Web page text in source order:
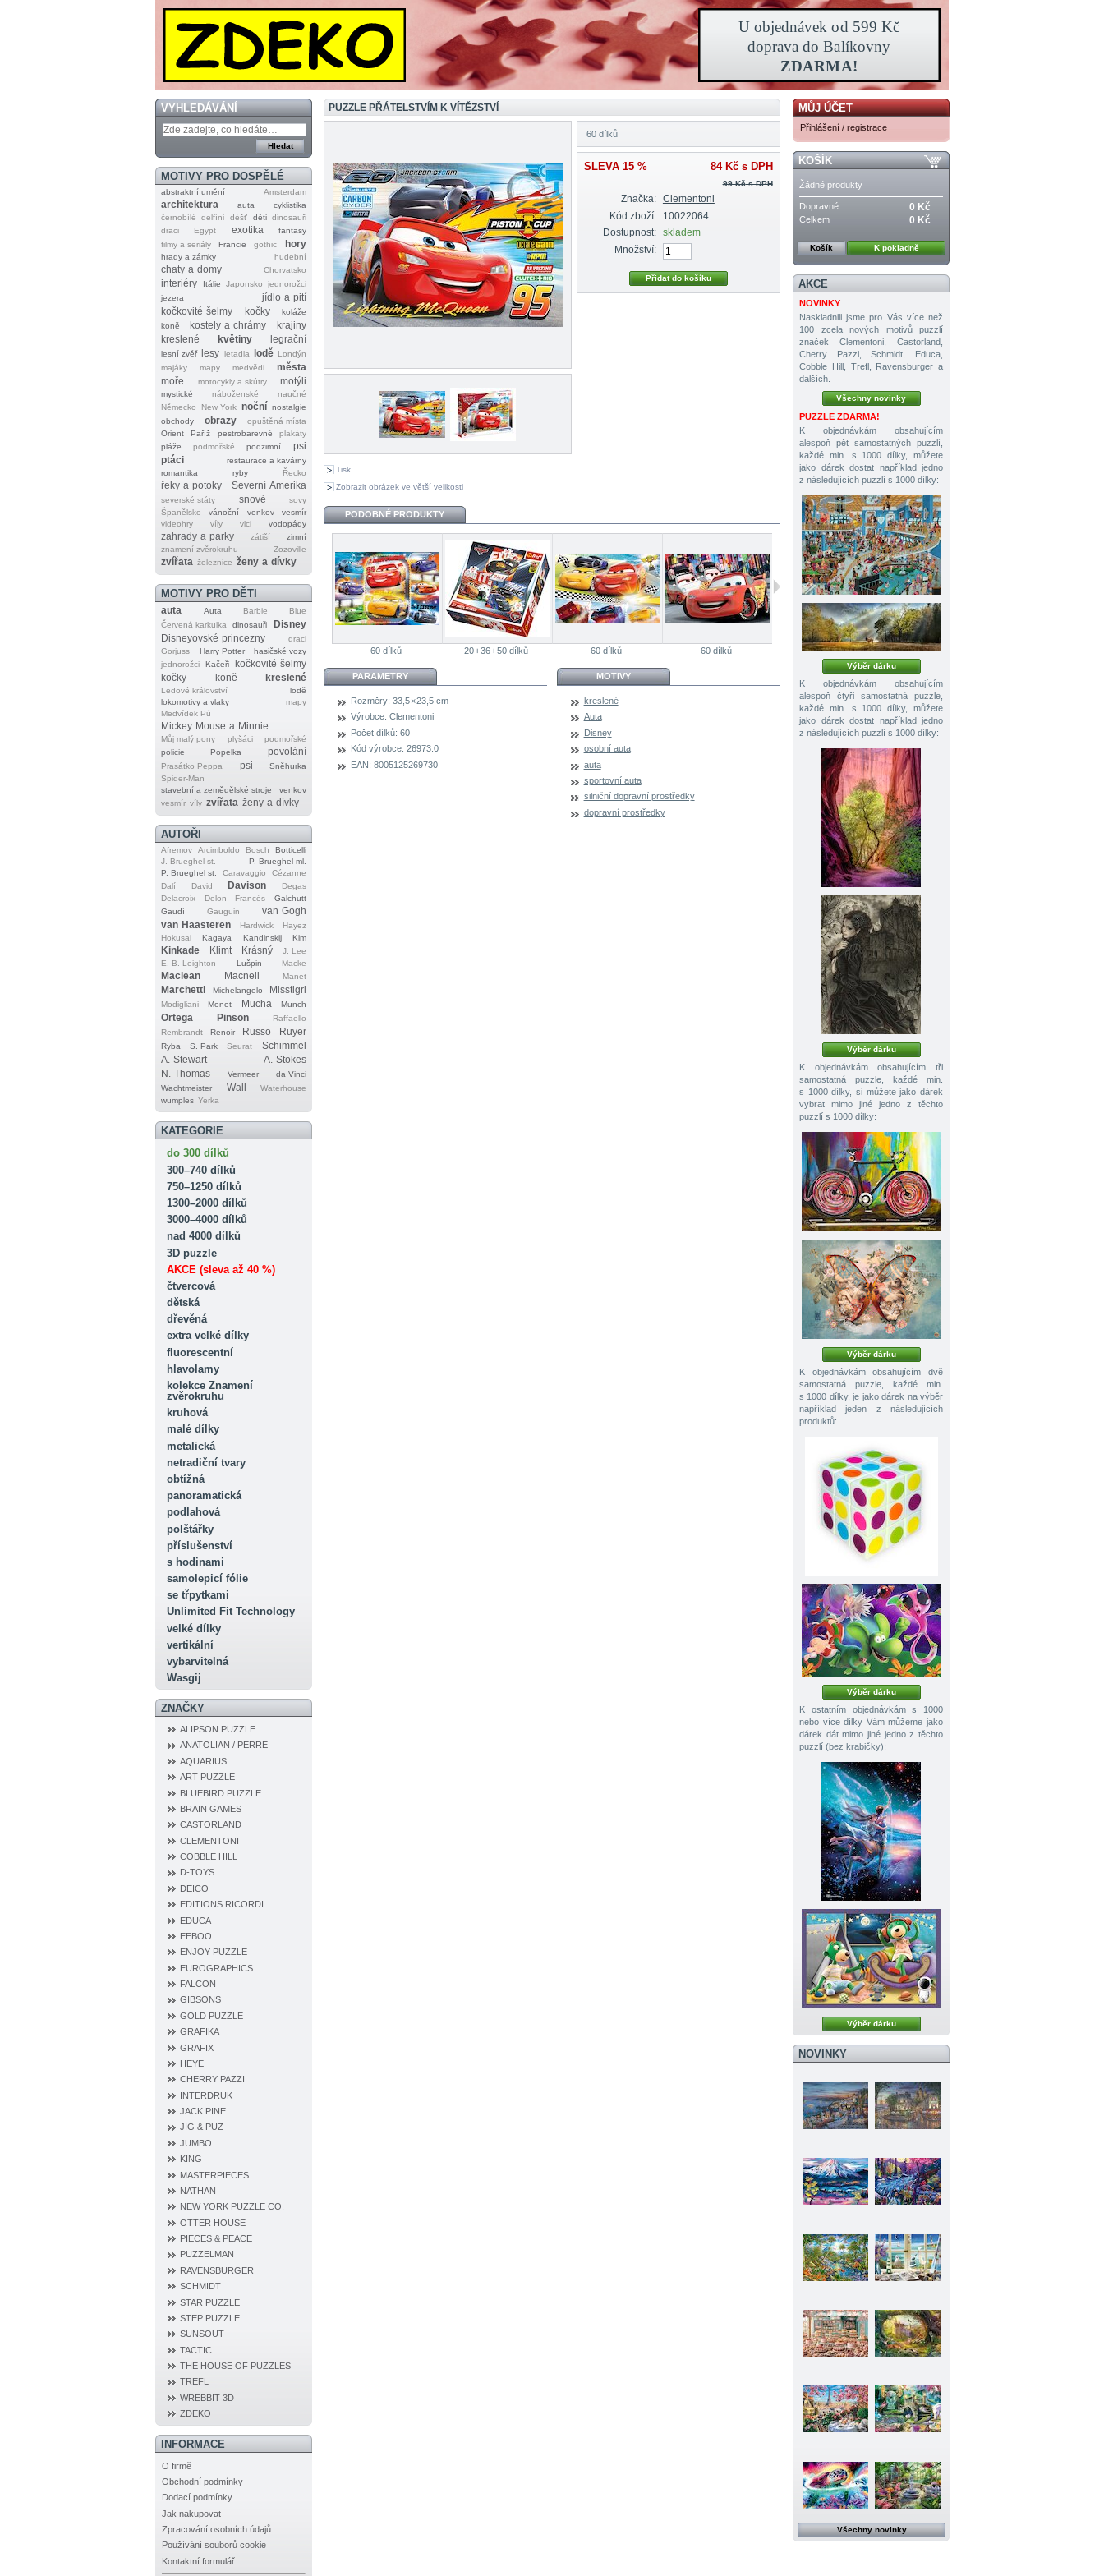
VYHLEDÁVÁNÍ
MOTIVY PRO DOSPĚLÉ
abstraktní umění Amsterdam
architektura auta
cyklistika
černobílé
delfíni déšť děti dinosauři
draci
Egypt exotika
fantasy
filmy a seriály
Francie gothic hory
hrady a zámky hudební
chaty a domy Chorvatsko
interiéry Itálie Japonsko
jednorožci
jezera
jídlo a pití
kočkovité šelmy
kočky
koláže
koně
kostely a chrámy
krajiny
kreslené
květiny legrační
lesní zvěř lesy letadla lodě Londýn
majáky
mapy medvědi
města
moře
motocykly a skútry motýli
mystické náboženské
naučné
Německo
New York noční nostalgie
obchody
obrazy
opuštěná místa
Orient
Paříž pestrobarevné
plakáty
pláže
podmořské podzimní
psi
ptáci
restaurace a kavárny
romantika
ryby Řecko
řeky a potoky Severní Amerika
severské státy snové
sovy
Španělsko
vánoční venkov
vesmír
videohry
víly vlci vodopády
zahrady a parky zátiší
zimní
znamení zvěrokruhu
Zozoville
zvířata železnice ženy a dívky
MOTIVY PRO DĚTI
auta Auta Barbie
Blue
Červená karkulka
dinosauři
Disney
Disneyovské princezny
draci
Gorjuss
Harry Potter
hasičské vozy
jednorožci
Kačeři
kočkovité šelmy
kočky
koně kreslené
Ledové království
lodě
lokomotivy a vlaky
mapy
Medvídek Pú
Mickey Mouse a Minnie
Můj malý pony plyšáci
podmořské
policie
Popelka povolání
Prasátko Peppa psi
Sněhurka
Spider‐Man
stavební a zemědělské stroje
venkov
vesmír víly zvířata ženy a dívky
AUTOŘI
Afremov Arcimboldo Bosch
Botticelli
J. Brueghel st.
P. Brueghel ml.
P. Brueghel st.
Caravaggio
Cézanne
Dalí
David Davison
Degas
Delacroix
Delon Francés
Galchutt
Gaudí
Gauguin
van Gogh
van Haasteren
Hardwick
Hayez
Hokusai
Kagaya Kandinskij Kim
Kinkade Klimt Krásný
J. Lee
E. B. Leighton
Lušpin Macke
Maclean Macneil Manet
Marchetti Michelangelo Misstigri
Modigliani Monet Mucha Munch
Ortega Pinson
Raffaello
Rembrandt
Renoir Russo Ruyer
Ryba S. Park Seurat
Schimmel
A. Stewart
A. Stokes
N. Thomas
Vermeer
da Vinci
Wachtmeister
Wall
Waterhouse
wumples Yerka
KATEGORIE
do 300 dílků
300–740 dílků
750–1250 dílků
1300–2000 dílků
3000–4000 dílků
nad 4000 dílků
3D puzzle
AKCE (sleva až 40 %)
čtvercová
dětská
dřevěná
extra velké dílky
fluorescentní
hlavolamy
kolekce Znamení
zvěrokruhu
kruhová
malé dílky
metalická
netradiční tvary
obtížná
panoramatická
podlahová
polštářky
příslušenství
s hodinami
samolepicí fólie
se třpytkami
Unlimited Fit Technology
velké dílky
vertikální
vybarvitelná
Wasgij
ZNAČKY
ALIPSON PUZZLE
ANATOLIAN / PERRE
AQUARIUS
ART PUZZLE
BLUEBIRD PUZZLE
BRAIN GAMES
CASTORLAND
CLEMENTONI
COBBLE HILL
D‐TOYS
DEICO
EDITIONS RICORDI
EDUCA
EEBOO
ENJOY PUZZLE
EUROGRAPHICS
FALCON
GIBSONS
GOLD PUZZLE
GRAFIKA
GRAFIX
HEYE
CHERRY PAZZI
INTERDRUK
JACK PINE
JIG & PUZ
JUMBO
KING
MASTERPIECES
NATHAN
NEW YORK PUZZLE CO.
OTTER HOUSE
PIECES & PEACE
PUZZELMAN
RAVENSBURGER
SCHMIDT
STAR PUZZLE
STEP PUZZLE
SUNSOUT
TACTIC
THE HOUSE OF PUZZLES
TREFL
WREBBIT 3D
ZDEKO
INFORMACE
O firmě
Obchodní podmínky
Dodací podmínky
Jak nakupovat
Zpracování osobních údajů
Používání souborů cookie
Kontaktní formulář
PUZZLE PŘÁTELSTVÍM K VÍTĚZSTVÍ
Tisk
Zobrazit obrázek ve větší velikosti
60 dílků
SLEVA 15 % 84 Kčs DPH
99 Kčs DPH
Značka:
Clementoni
Kód zboží:
10022064
Dostupnost:
skladem
Množství:
PODOBNÉ PRODUKTY
60 dílků 20 + 36 + 50 dílků 60 dílků 60 dílků 60 dílků 30 + 48 dílků
PARAMETRY
Rozměry: 33,5 × 23,5 cm
Výrobce: Clementoni
Počet dílků: 60
Kód výrobce: 26973.0
EAN: 8005125269730
MOTIVY
kreslené
Auta
Disney
osobní auta
auta
sportovní auta
silniční dopravní prostředky
dopravní prostředky
MŮJ ÚČET
Přihlášení / registrace
KOŠÍK
Žádné produkty
Dopravné 0 Kč
Celkem 0 Kč
Košík K pokladně
AKCE
NOVINKY
Naskladnili jsme pro Vás více než
100 zcela nových motivů puzzlí
značek Clementoni, Castorland,
Cherry Pazzi, Schmidt, Educa,
Cobble Hill, Trefl, Ravensburger a
dalších.
Všechny novinky
PUZZLE ZDARMA!
K objednávkám obsahujícím
alespoň pět samostatných puzzlí,
každé min. s 1000 dílky, můžete
jako dárek dostat například jedno
z následujících puzzlí s 1000 dílky:
Výběr dárku
K objednávkám obsahujícím
alespoň čtyři samostatná puzzle,
každé min. s 1000 dílky, můžete
jako dárek dostat například jedno
z následujících puzzlí s 1000 dílky:
Výběr dárku
K objednávkám obsahujícím tři
samostatná puzzle, každé min.
s 1000 dílky, si můžete jako dárek
vybrat mimo jiné jedno z těchto
puzzlí s 1000 dílky:
Výběr dárku
K objednávkám obsahujícím dvě
samostatná puzzle, každé min.
s 1000 dílky, je jako dárek na výběr
například jeden z následujících
produktů:
Výběr dárku
K ostatním objednávkám s 1000
nebo více dílky Vám můžeme jako
dárek dát mimo jiné jedno z těchto
puzzlí (bez krabičky):
Výběr dárku
NOVINKY
Všechny novinky